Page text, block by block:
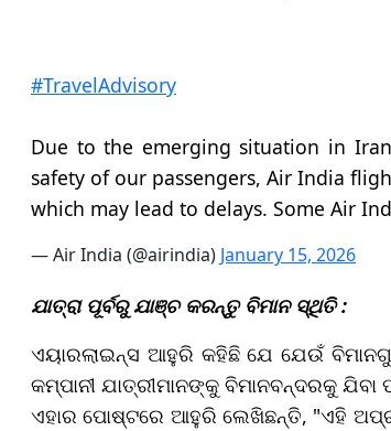
#TravelAdvisory
Due to the emerging situation in
safety of our passengers, Air India
which may lead to delays. Some Air
— Air India (@airindia) January 15, 2026
ଯାତ୍ରା ପୂର୍ବରୁ ଯାଞ୍ଚ କରନ୍ତୁ ବିମାନ ସ୍ଥିତି :
ଏୟାରଲାଇନ୍ସ ଆହୁରି କହିଛି ଯେ ଯେଉଁ
କମ୍ପାନୀ ଯାତ୍ରୀମାନଙ୍କୁ ବିମାନବନ୍ଦରକୁ
ଏହାର ପୋଷ୍ଟରେ ଆହୁରି ଲେଖିଛନ୍ତି, "ଏହି